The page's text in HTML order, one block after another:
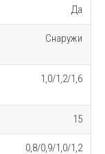
Да
Снаружи
1,0/1,2/1,6
15
0,8/0,9/1,0/1,2